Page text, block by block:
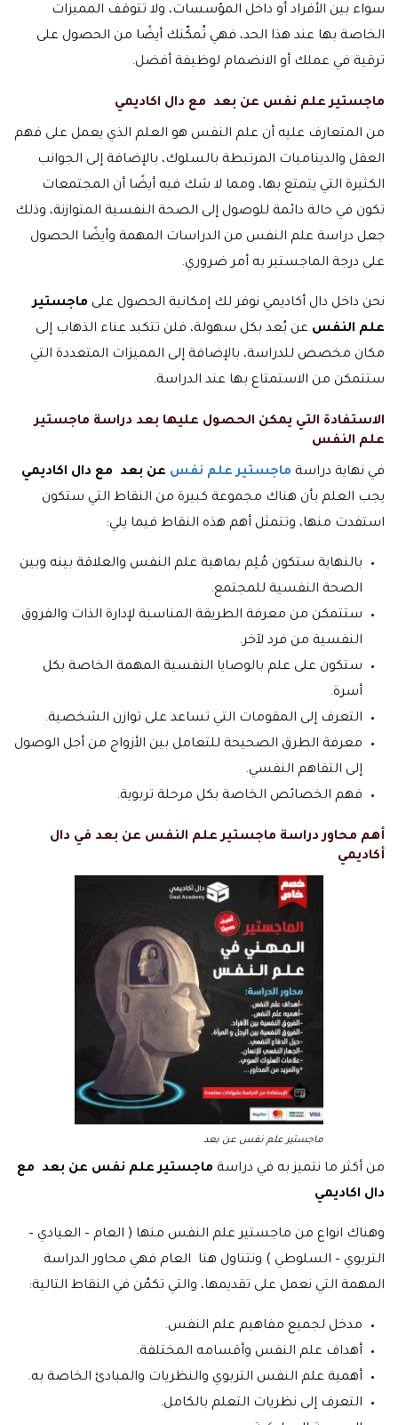
سواء بين الأفراد أو داخل المؤسسات، ولا تتوقف المميزات
الخاصة بها عند هذا الحد، فهي تُمكّنك أيضًا من الحصول على
ترقية في عملك أو الانضمام لوظيفة أفضل.
ماجستير علم نفس عن بعد مع دال اكاديمي
من المتعارف عليه أن علم النفس هو العلم الذي يعمل على فهم
العقل والديناميات المرتبطة بالسلوك، بالإضافة إلى الجوانب
الكثيرة التي يتمتع بها، ومما لا شك فيه أيضًا أن المجتمعات
تكون في حالة دائمة للوصول إلى الصحة النفسية المتوازنة، وذلك
جعل دراسة علم النفس من الدراسات المهمة وأيضًا الحصول
على درجة الماجستير به أمر ضروري.
نحن داخل دال أكاديمي نوفر لك إمكانية الحصول على ماجستير
علم النفس عن بُعد بكل سهولة، فلن تتكبد عناء الذهاب إلى
مكان مخصص للدراسة، بالإضافة إلى المميزات المتعددة التي
ستتمكن من الاستمتاع بها عند الدراسة.
الاستفادة التي يمكن الحصول عليها بعد دراسة ماجستير
علم النفس
في نهاية دراسة ماجستير علم نفس عن بعد مع دال اكاديمي
يجب العلم بأن هناك مجموعة كبيرة من النقاط التي ستكون
استفدت منها، وتتمثل أهم هذه النقاط فيما يلي:
بالنهاية ستكون مُلِم بماهية علم النفس والعلاقة بينه وبين
الصحة النفسية للمجتمع.
ستتمكن من معرفة الطريقة المناسبة لإدارة الذات والفروق
النفسية من فرد لآخر.
ستكون على علم بالوصايا النفسية المهمة الخاصة بكل
أسرة.
التعرف إلى المقومات التي تساعد على توازن الشخصية.
معرفة الطرق الصحيحة للتعامل بين الأزواج من أجل الوصول
إلى التفاهم النفسي.
فهم الخصائص الخاصة بكل مرحلة تربوية.
أهم محاور دراسة ماجستير علم النفس عن بعد في دال
أكاديمي
ماجستير علم نفس عن بعد
من أكثر ما نتميز به في دراسة ماجستير علم نفس عن بعد مع
دال اكاديمي
وهناك انواع من ماجستير علم النفس منها ( العام – العيادي –
التربوي – السلوطي ) ونتناول هنا العام فهي محاور الدراسة
المهمة التي نعمل على تقديمها، والتي تكمُن في النقاط التالية:
مدخل لجميع مفاهيم علم النفس.
أهداف علم النفس وأقسامه المختلفة.
أهمية علم النفس التربوي والنظريات والمبادئ الخاصة به.
التعرف إلى نظريات التعلم بالكامل.